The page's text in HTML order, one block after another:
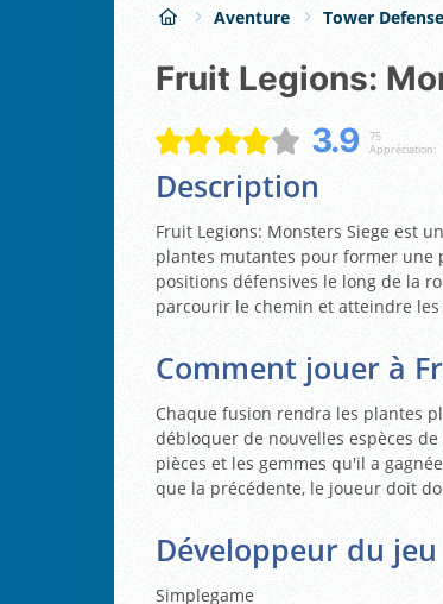
Aventure Tower Defense
Fruit Legions:
3.9
75
Appréciation:
Description
Fruit Legions: Monsters Siege est
plantes mutantes pour former une
positions défensives le long de la
parcourir le chemin et atteindre
Comment jouer à
Chaque fusion rendra les plantes
débloquer de nouvelles espèces
pièces et les gemmes qu'il a
que la précédente, le joueur doit
Développeur du jeu
Simplegame